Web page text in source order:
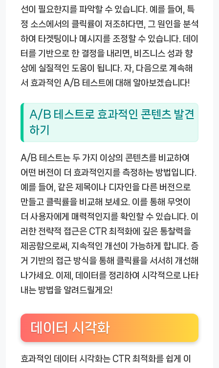
선이 필요한지를 파악할 수 있습니다. 예를 들어, 특
정 소스에서의 클릭률이 저조하다면, 그 원인을 분석
하여 타겟팅이나 메시지를 조정할 수 있습니다. 데이
터를 기반으로 한 결정을 내리면, 비즈니스 성과 향
상에 실질적인 도움이 됩니다. 자, 다음으로 계속해
서 효과적인 A/B 테스트에 대해 알아보겠습니다!
A/B 테스트로 효과적인 콘텐츠 발견
하기
A/B 테스트는 두 가지 이상의 콘텐츠를 비교하여
어떤 버전이 더 효과적인지를 측정하는 방법입니다.
예를 들어, 같은 제목이나 디자인을 다른 버전으로
만들고 클릭률을 비교해 보세요. 이를 통해 무엇이
더 사용자에게 매력적인지를 확인할 수 있습니다. 이
러한 전략적 접근은 CTR 최적화에 깊은 통찰력을
제공함으로써, 지속적인 개선이 가능하게 합니다. 증
거 기반의 접근 방식을 통해 클릭률을 서서히 개선해
나가세요. 이제, 데이터를 정리하여 시각적으로 나타
내는 방법을 알려드릴게요!
데이터 시각화
효과적인 데이터 시각화는 CTR 최적화를 쉽게 이